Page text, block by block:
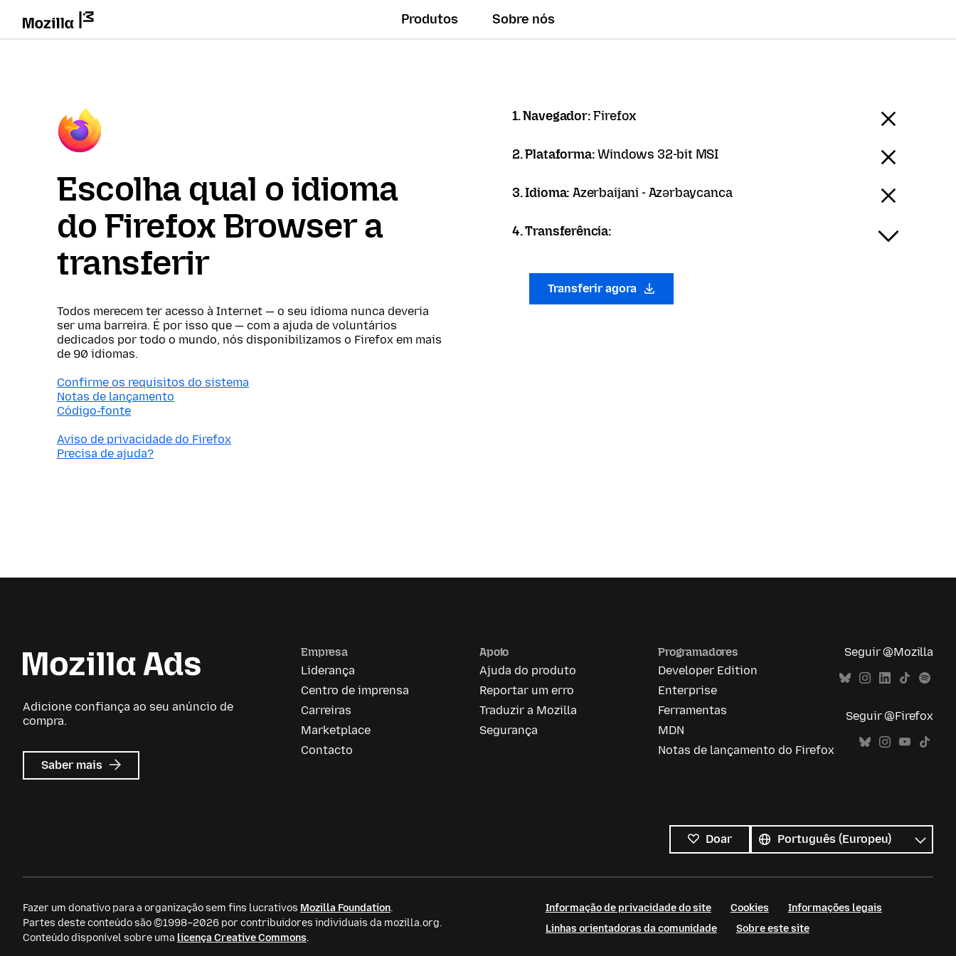
Produtos Sobre nós
Escolha qual o idioma
do Firefox Browser a
transferir
Todos merecem ter acesso à Internet — o seu idioma nunca deveria
ser uma barreira. É por isso que — com a ajuda de voluntários
dedicados por todo o mundo, nós disponibilizamos o Firefox em mais
de 90 idiomas.
Confirme os requisitos do sistema
Notas de lançamento
Código-fonte
Aviso de privacidade do Firefox
Precisa de ajuda?
1. Navegador:Firefox
2. Plataforma:Windows 32-bit MSI
3. Idioma:Azerbaijani - Azərbaycanca
4. Transferência:
Transferir agora
Adicione confiança ao seu anúncio de
compra.
Saber mais sobre
Anúncios
Empresa
Liderança
Centro de imprensa
Carreiras
Marketplace
Contacto
Apoio
Ajuda do produto
Reportar um erro
Traduzir a Mozilla
Segurança
Programadores
Developer Edition
Enterprise
Ferramentas
MDN
Notas de lançamento do Firefox
Seguir @Mozilla
Seguir @Firefox
Doar
os
idiomas
Idioma
Fazer um donativo para a organização sem fins lucrativos Mozilla Foundation.
Partes deste conteúdo são ©1998–2026 por contribuidores individuais da mozilla.org.
Conteúdo disponível sobre uma licença Creative Commons.
Informação de privacidade do site Cookies
Informações legais
Linhas orientadoras da comunidade
Sobre este site